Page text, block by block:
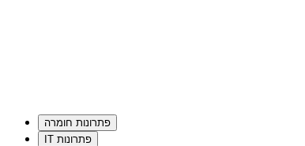
פתרונות חומרה
פתרונות IT